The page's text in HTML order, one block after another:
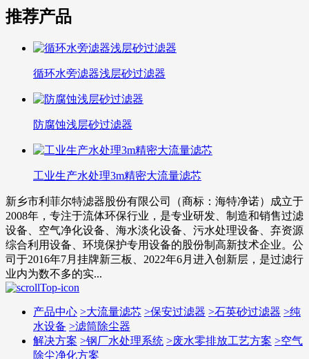
推荐产品
循环水旁滤器浅层砂过滤器
防腐蚀浅层砂过滤器
工业生产水处理3m精密大流量滤芯
新乡市利菲尔特滤器股份有限公司（商标：海特净诺）成立于
2008年，专注于流体环保行业，是专业研发、制造和销售过滤
设备、空气净化设备、海水淡化设备、污水处理设备、弃资源
综合利用设备、环境保护专用设备的股份制高新技术企业。公
司于2016年7月挂牌新三板、2022年6月进入创新层，是过滤行
业内为数不多的实...
产品中心 >大流量滤芯 >保安过滤器 >石英砂过滤器 >纯
水设备 >滤筒除尘器
解决方案 >钢厂水处理系统 >废水零排放工艺方案 >空气
除尘净化方案